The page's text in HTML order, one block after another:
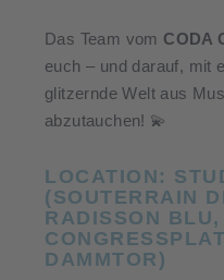
Das Team vom CODA
euch – und darauf, mit
glitzernde Welt aus
abzutauchen! 💫
LOCATION:
(SOUTERRAIN
RADISSON BLU,
DAMMTOR)